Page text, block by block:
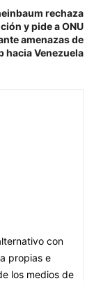
rechaza
y pide a ONU
amenazas de
hacia Venezuela
con
propias e
los medios de